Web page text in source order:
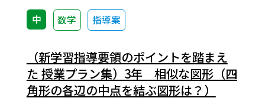
中 数学 指導案
（新学習指導要領のポイントを踏まえ
た 授業プラン集）3年 相似な図形（四
角形の各辺の中点を結ぶ図形は？）